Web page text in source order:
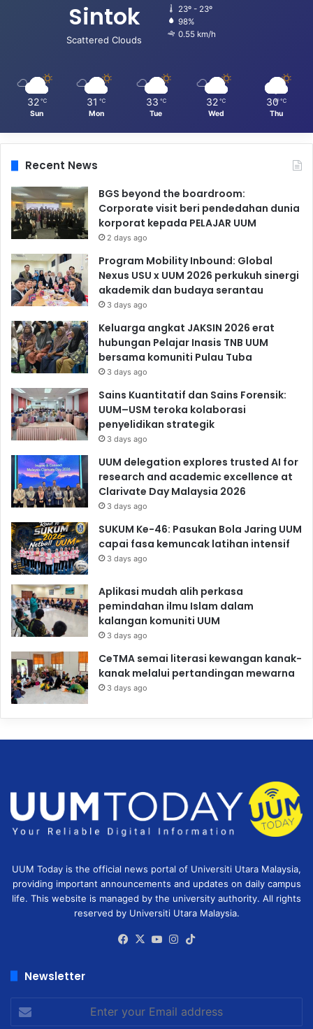
Sintok
Scattered Clouds
23º - 23º
98%
0.55 km/h
32 ℃
Sun
31 ℃
Mon
33 ℃
Tue
32 ℃
Wed
30 ℃
Thu
Recent News
BGS beyond the boardroom:
Corporate visit beri pendedahan dunia
korporat kepada PELAJAR UUM
2 days ago
Program Mobility Inbound: Global
Nexus USU x UUM 2026 perkukuh sinergi
akademik dan budaya serantau
3 days ago
Keluarga angkat JAKSIN 2026 erat
hubungan Pelajar Inasis TNB UUM
bersama komuniti Pulau Tuba
3 days ago
Sains Kuantitatif dan Sains Forensik:
UUM–USM teroka kolaborasi
penyelidikan strategik
3 days ago
UUM delegation explores trusted AI for
research and academic excellence at
Clarivate Day Malaysia 2026
3 days ago
SUKUM Ke-46: Pasukan Bola Jaring UUM
capai fasa kemuncak latihan intensif
3 days ago
Aplikasi mudah alih perkasa
pemindahan ilmu Islam dalam
kalangan komuniti UUM
3 days ago
CeTMA semai literasi kewangan kanak-
kanak melalui pertandingan mewarna
3 days ago
UUM Today is the official news portal of Universiti Utara Malaysia,
providing important announcements and updates on daily campus
life. This website is managed by the university authority. All rights
reserved by Universiti Utara Malaysia.
Facebook
X YouTubeInstagram
Newsletter
your